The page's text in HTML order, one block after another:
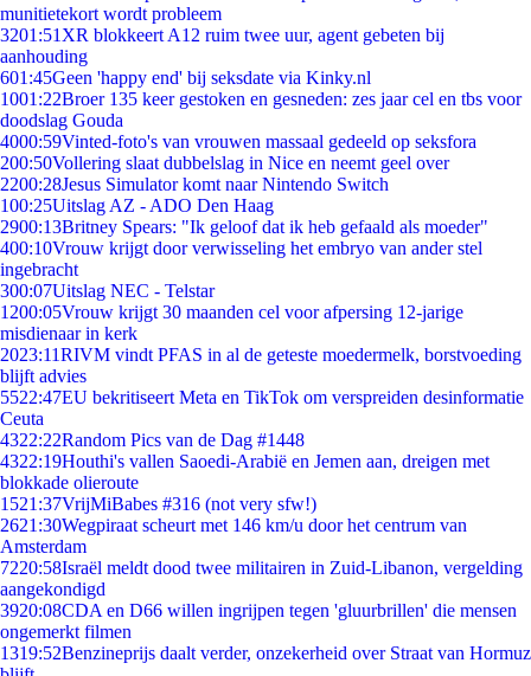
munitietekort wordt probleem
3201:51 XR blokkeert A12 ruim twee uur, agent gebeten bij
aanhouding
601:45Geen 'happy end' bij seksdate via Kinky.nl
1001:22Broer 135 keer gestoken en gesneden: zes jaar cel en tbs voor
doodslag Gouda
4000:59Vinted-foto's van vrouwen massaal gedeeld op seksfora
200:50Vollering slaat dubbelslag in Nice en neemt geel over
2200:28Jesus Simulator komt naar Nintendo Switch
100:25Uitslag AZ - ADO Den Haag
2900:13Britney Spears: "Ik geloof dat ik heb gefaald als moeder"
400:10Vrouw krijgt door verwisseling het embryo van ander stel
ingebracht
300:07Uitslag NEC - Telstar
1200:05Vrouw krijgt 30 maanden cel voor afpersing 12-jarige
misdienaar in kerk
2023:11RIVM vindt PFAS in al de geteste moedermelk, borstvoeding
blijft advies
5522:47EU bekritiseert Meta en TikTok om verspreiden desinformatie
Ceuta
4322:22Random Pics van de Dag #1448
4322:19Houthi's vallen Saoedi-Arabië en Jemen aan, dreigen met
blokkade olieroute
1521:37VrijMiBabes #316 (not very sfw!)
2621:30Wegpiraat scheurt met 146 km/u door het centrum van
Amsterdam
7220:58Israël meldt dood twee militairen in Zuid-Libanon, vergelding
aangekondigd
3920:08CDA en D66 willen ingrijpen tegen 'gluurbrillen' die mensen
ongemerkt filmen
1319:52Benzineprijs daalt verder, onzekerheid over Straat van Hormuz